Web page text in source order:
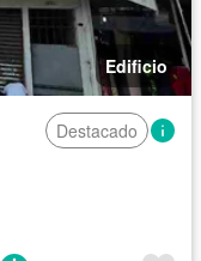
Edificio
Destacado